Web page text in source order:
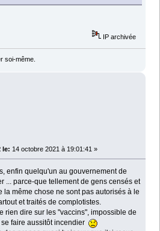
IP archivée
soi-même.
le: 14 octobre 2021 à 19:01:41 »
enfin quelqu'un au gouvernement de
... parce-que tellement de gens censés et
la même chose ne sont pas autorisés à le
et traités de complotistes.
rien dire sur les "vaccins", impossible de
se faire aussitôt incendier